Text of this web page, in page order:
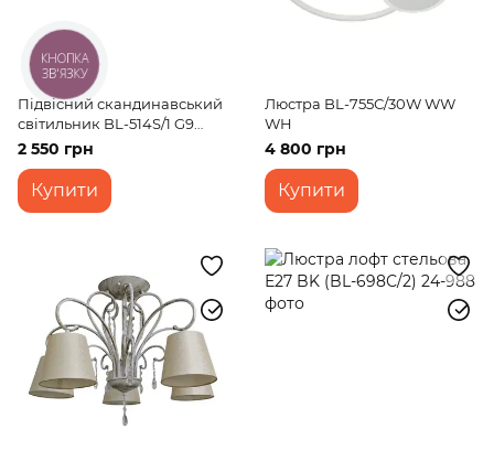
Підвісний скандинавський
світильник BL-514S/1 G9
BK/GY
2 550 грн
Купити
Люстра BL-755С/30W WW
WH
4 800 грн
Купити
КНОПКА
ЗВ'ЯЗКУ